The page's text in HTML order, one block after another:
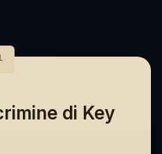
di Key